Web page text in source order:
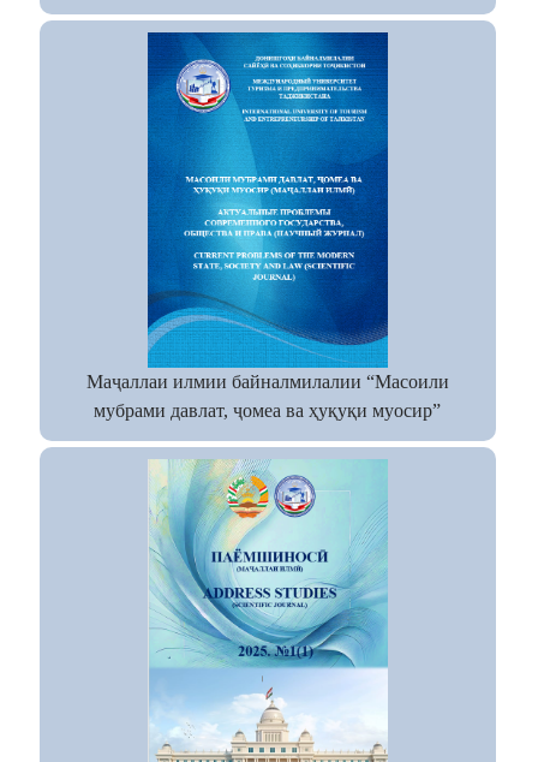
Маҷаллаи илмии байналмилалии “Масоили
мубрами давлат, ҷомеа ва ҳуқуқи муосир”